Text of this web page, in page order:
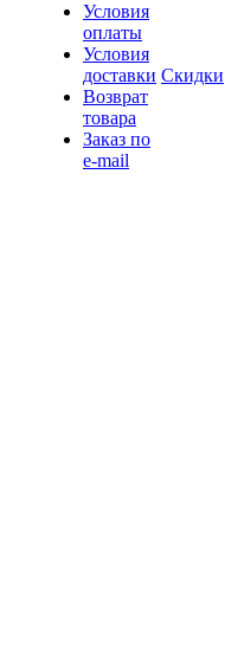
Условия
оплаты
Условия
доставки
Возврат
товара
Заказ по
e-mail
Скидки